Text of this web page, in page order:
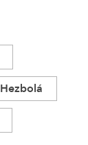
Hezbolá